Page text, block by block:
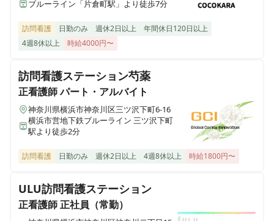
学研ココファン・ナーシング静岡
学研ココファン・ナーシング新潟
新潟県新潟市中央区鳥屋野南三丁目25-16 ココファン新潟とやの内併設
ブルーライン「片倉町駅」より徒歩7分
訪問看護 日勤のみ 週休2日以上
年間休日120日以上
4週8休以上
時給4000円〜
訪問看護ステーション芍薬
正看護師パート・アルバイト
神奈川県横浜市神奈川区三ツ沢下町6-16
横浜市営地下鉄ブルーライン 三ツ沢下町
駅より徒歩2分
訪問看護 日勤のみ 週休2日以上 4週8休以上 時給1800円〜
ULU訪問看護ステーション
正看護師正社員（常勤）